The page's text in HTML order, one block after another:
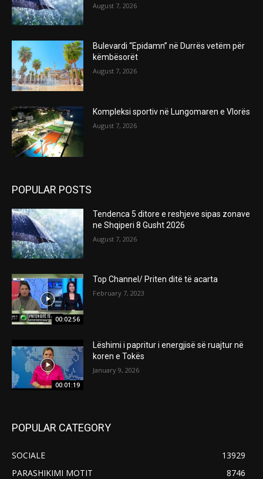
August 7, 2026
Bulevardi “Epidamn” në Durrës vetëm për
këmbësorët
August 7, 2026
Kompleksi sportiv në Lungomaren e Vlorës
August 7, 2026
POPULAR POSTS
Tendenca 5 ditore e reshjeve sipas zonave
ne Shqiperi 8 Gusht 2026
August 7, 2026
00:02:56
Top Channel/ Priten ditë të acarta
February 7, 2023
00:01:19
Lëshimi i papritur i energjisë së ruajtur në
koren e Tokës
January 9, 2026
POPULAR CATEGORY
SOCIALE
13929
PARASHIKIMI MOTIT
8746